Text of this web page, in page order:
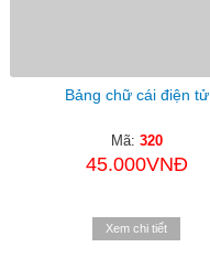
Bảng chữ cái điện tử
Mã: 320
45.000VNĐ
Xem chi tiết